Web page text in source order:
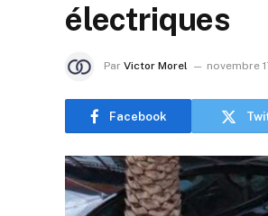
électriques
Par Victor Morel novembre
Facebook